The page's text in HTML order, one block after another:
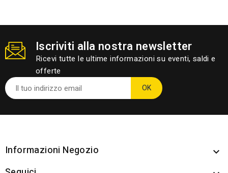
Iscriviti alla nostra newsletter
Ricevi tutte le ultime informazioni su eventi, saldi e
offerte
Informazioni Negozio 